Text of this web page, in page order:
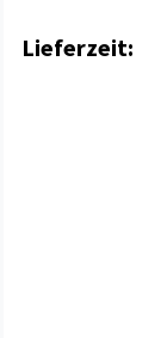
Lieferzeit: